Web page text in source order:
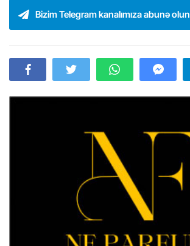
Bizim Telegram kanalımıza abunə olun